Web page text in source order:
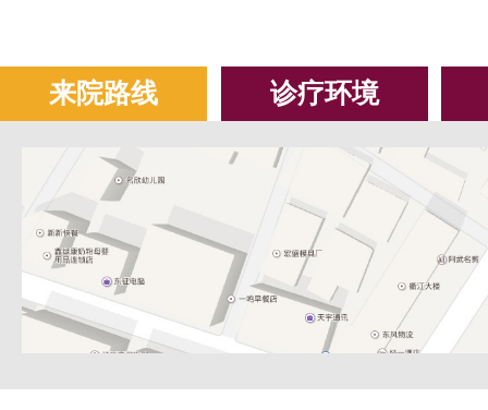
来院路线 诊疗环境